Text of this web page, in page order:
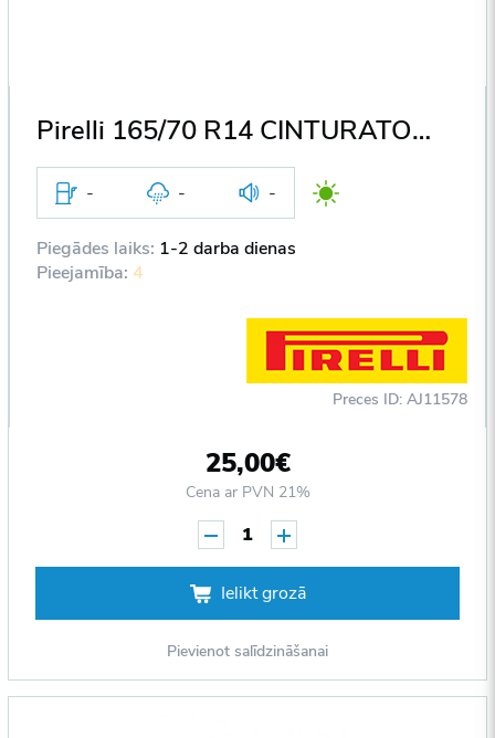
Pirelli 165/70 R14 CINTURATO P4 (500km brauktas) 81T DOT2005
- - -
Piegādes laiks: 1-2 darba dienas
Pieejamība: 4
Preces ID: AJ11578
25,00€
Cena ar PVN 21%
1
Ielikt grozā
Pievienot salīdzināšanai